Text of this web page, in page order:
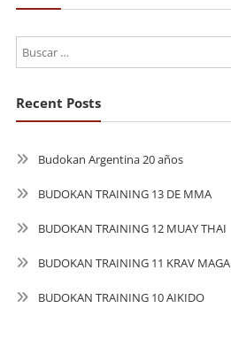
Recent Posts
Budokan Argentina 20 años
BUDOKAN TRAINING 13 DE MMA
BUDOKAN TRAINING 12 MUAY THAI
BUDOKAN TRAINING 11 KRAV MAGA
BUDOKAN TRAINING 10 AIKIDO